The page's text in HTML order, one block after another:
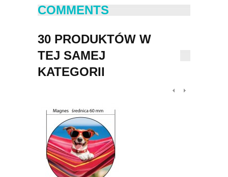
COMMENTS
30 PRODUKTÓW W
TEJ SAMEJ
KATEGORII